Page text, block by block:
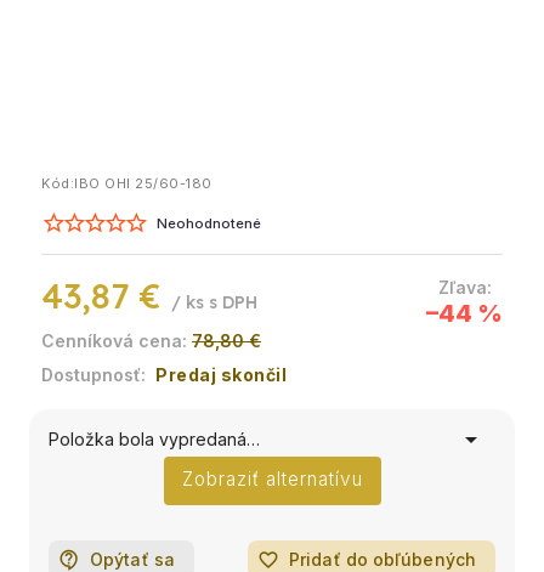
Kód:IBO OHI 25/60-180
Neohodnotené
78,80 €
–44 %
43,87 € / ks
Predaj skončil
Položka bola vypredaná…
Zobraziť alternatívu
Opýtať sa favorite_border Pridať do obľúbených